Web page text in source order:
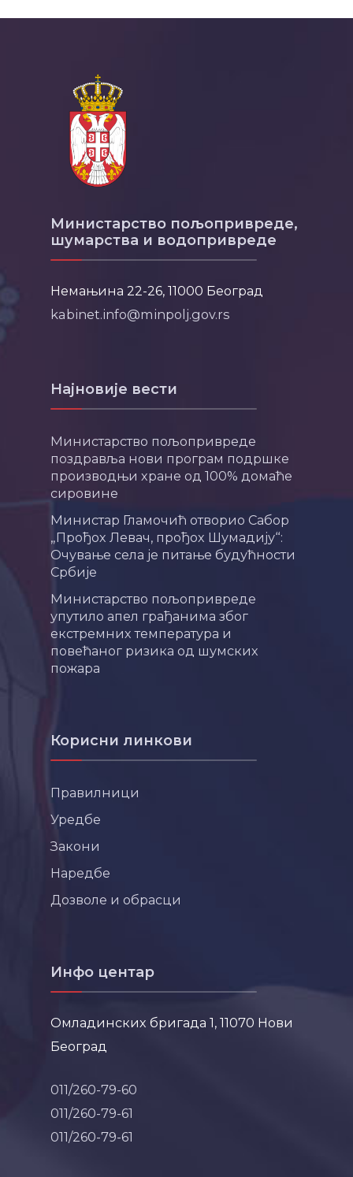
Министарство пољопривреде,
шумарства и водопривреде
Немањина 22-26, 11000 Београд
kabinet.info@minpolj.gov.rs
Најновије вести
Министарство пољопривреде
поздравља нови програм подршке
производњи хране од 100% домаће
сировине
Министар Гламочић отворио Сабор
„Прођох Левач, прођох Шумадију“:
Очување села је питање будућности
Србије
Министарство пољопривреде
упутило апел грађанима због
екстремних температура и
повећаног ризика од шумских
пожара
Корисни линкови
Правилници
Уредбе
Закони
Наредбе
Дозволе и обрасци
Инфо центар
Омладинских бригада 1, 11070 Нови
Београд
011/260-79-60
011/260-79-61
011/260-79-61